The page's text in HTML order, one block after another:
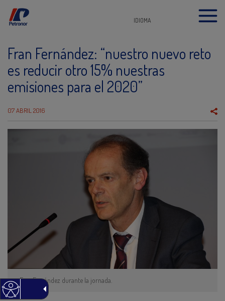
IDIOMA
Fran Fernández: “nuestro nuevo reto
es reducir otro 15% nuestras
emisiones para el 2020”
07 ABRIL 2016
Fran Fernández durante la jornada.